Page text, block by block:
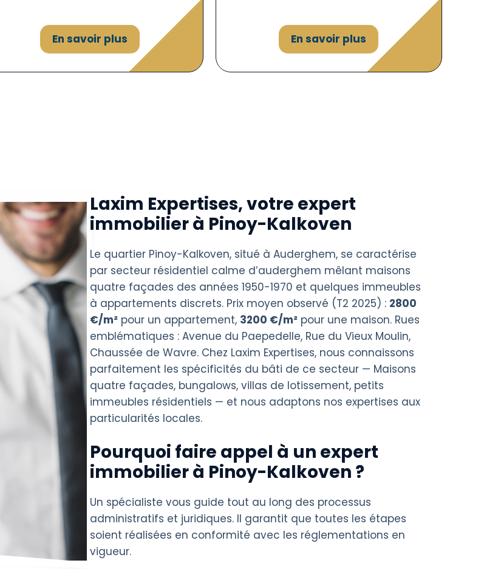
En savoir plus En savoir plus
Laxim Expertises, votre expert
immobilier à Pinoy-Kalkoven
Le quartier Pinoy-Kalkoven, situé à Auderghem, se caractérise
par secteur résidentiel calme d’auderghem mêlant maisons
quatre façades des années 1950-1970 et quelques immeubles
à appartements discrets. Prix moyen observé (T2 2025) : 2800
€/m² pour un appartement, 3200 €/m² pour une maison. Rues
emblématiques : Avenue du Paepedelle, Rue du Vieux Moulin,
Chaussée de Wavre. Chez Laxim Expertises, nous connaissons
parfaitement les spécificités du bâti de ce secteur — Maisons
quatre façades, bungalows, villas de lotissement, petits
immeubles résidentiels — et nous adaptons nos expertises aux
particularités locales.
Pourquoi faire appel à un expert
immobilier à Pinoy-Kalkoven ?
Un spécialiste vous guide tout au long des processus
administratifs et juridiques. Il garantit que toutes les étapes
soient réalisées en conformité avec les réglementations en
vigueur.